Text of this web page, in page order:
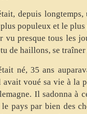
depuis
populeux et le plus
vu presque tous les
de haillons, se
né, 35 ans
avait voué sa vie à la
Il sadonna
le pays par bien des